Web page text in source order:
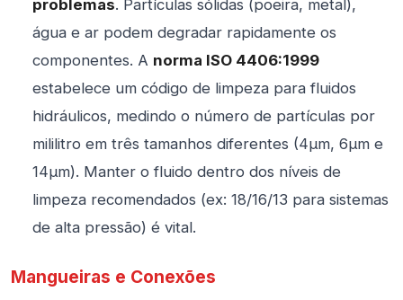
problemas. Partículas sólidas (poeira, metal),
água e ar podem degradar rapidamente os
componentes. A norma ISO 4406:1999
estabelece um código de limpeza para fluidos
hidráulicos, medindo o número de partículas por
mililitro em três tamanhos diferentes (4µm, 6µm e
14µm). Manter o fluido dentro dos níveis de
limpeza recomendados (ex: 18/16/13 para sistemas
de alta pressão) é vital.
Mangueiras e Conexões